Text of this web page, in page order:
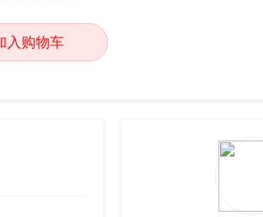
入购物车